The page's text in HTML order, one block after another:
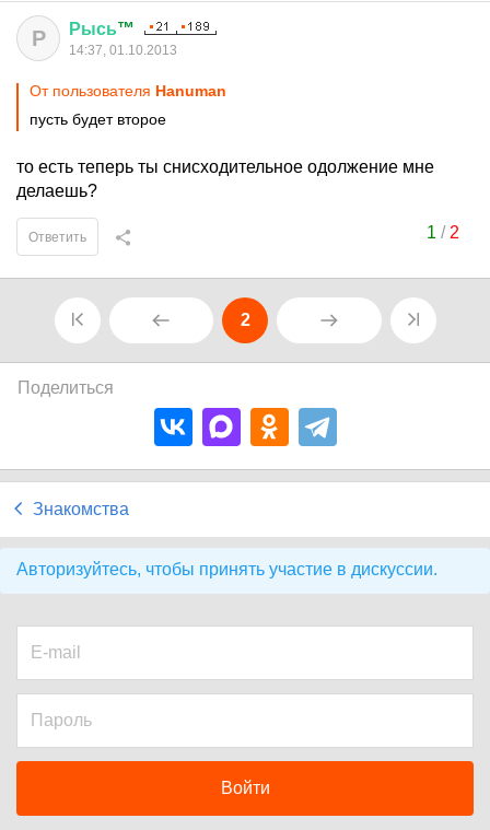
Р Рысь™
14:37, 01.10.2013
От пользователя Hanuman
пусть будет второе
то есть теперь ты снисходительное одолжение мне
делаешь?
1 / 2
Ответить
2
Поделиться
Знакомства
Авторизуйтесь, чтобы принять участие в дискуссии.
Войти